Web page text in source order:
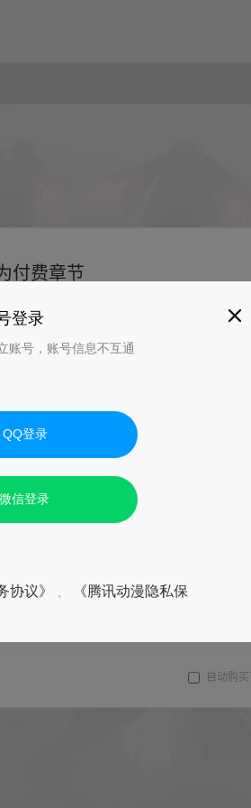
登录
账号，账号信息不互通
QQ登录
微信登录
协议》
《腾讯动漫隐私保